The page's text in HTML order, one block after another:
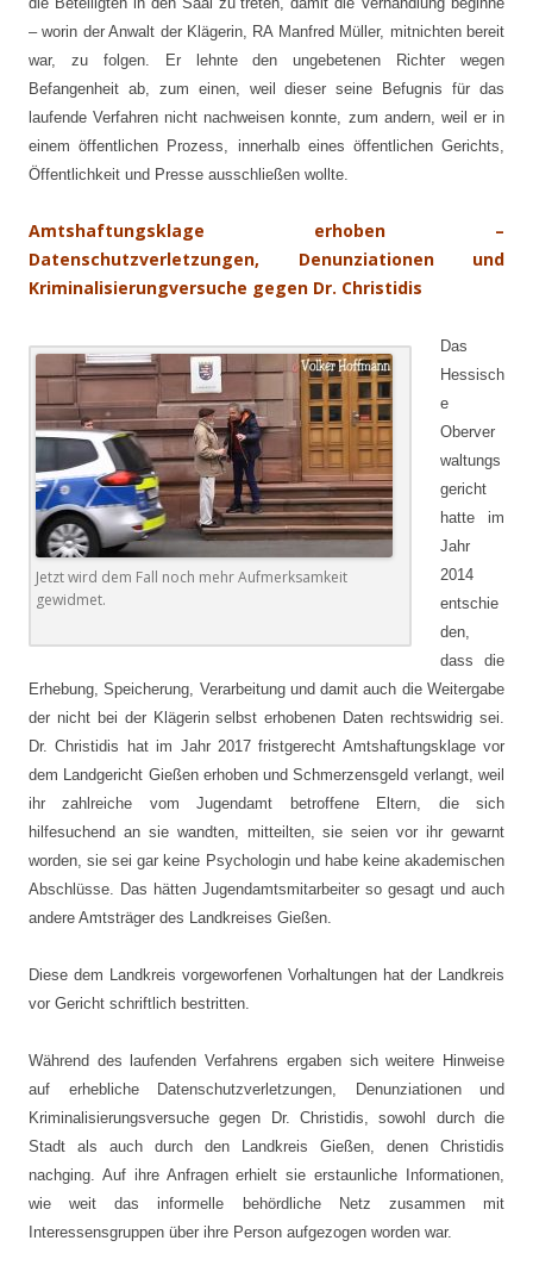
– worin der Anwalt der Klägerin, RA Manfred Müller, mitnichten bereit
war, zu folgen. Er lehnte den ungebetenen Richter wegen
Befangenheit ab, zum einen, weil dieser seine Befugnis für das
laufende Verfahren nicht nachweisen konnte, zum andern, weil er in
einem öffentlichen Prozess, innerhalb eines öffentlichen Gerichts,
Öffentlichkeit und Presse ausschließen wollte.
Amtshaftungsklage erhoben –
Datenschutzverletzungen, Denunziationen und
Kriminalisierungversuche gegen Dr. Christidis
Jetzt wird dem Fall noch mehr Aufmerksamkeit
gewidmet.
Das
Hessisch
e
Oberver
waltungs
gericht
hatte im
Jahr
2014
entschie
den,
dass die
Erhebung, Speicherung, Verarbeitung und damit auch die Weitergabe
der nicht bei der Klägerin selbst erhobenen Daten rechtswidrig sei.
Dr. Christidis hat im Jahr 2017 fristgerecht Amtshaftungsklage vor
dem Landgericht Gießen erhoben und Schmerzensgeld verlangt, weil
ihr zahlreiche vom Jugendamt betroffene Eltern, die sich
hilfesuchend an sie wandten, mitteilten, sie seien vor ihr gewarnt
worden, sie sei gar keine Psychologin und habe keine akademischen
Abschlüsse. Das hätten Jugendamtsmitarbeiter so gesagt und auch
andere Amtsträger des Landkreises Gießen.
Diese dem Landkreis vorgeworfenen Vorhaltungen hat der Landkreis
vor Gericht schriftlich bestritten.
Während des laufenden Verfahrens ergaben sich weitere Hinweise
auf erhebliche Datenschutzverletzungen, Denunziationen und
Kriminalisierungsversuche gegen Dr. Christidis, sowohl durch die
Stadt als auch durch den Landkreis Gießen, denen Christidis
nachging. Auf ihre Anfragen erhielt sie erstaunliche Informationen,
wie weit das informelle behördliche Netz zusammen mit
Interessensgruppen über ihre Person aufgezogen worden war.